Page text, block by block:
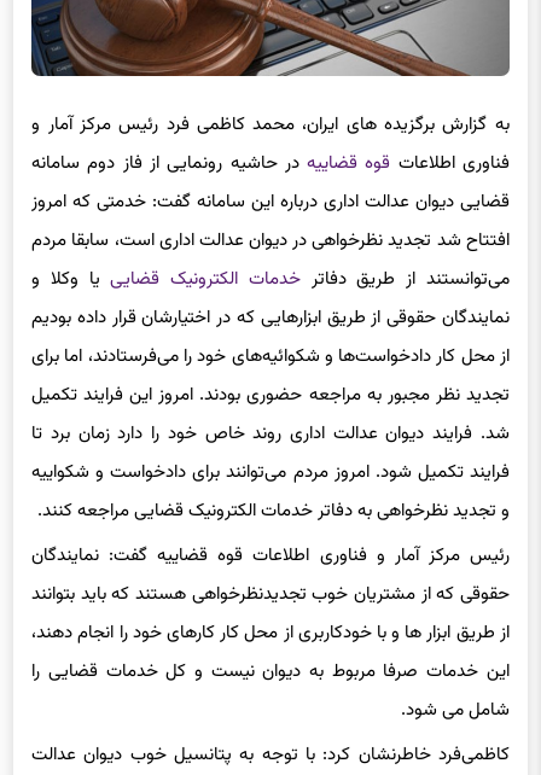
به گزارش برگزیده های ایران، محمد کاظمی فرد رئیس مرکز آمار و
فناوری اطلاعاتقوه قضاییهدر حاشیه رونمایی از فاز دوم سامانه‌
قضایی دیوان عدالت اداری درباره این سامانه گفت: خدمتی که امروز
افتتاح شد تجدید نظرخواهی در دیوان عدالت اداری است، سابقا مردم
می‌توانستند از طریق دفاترخدمات الکترونیک قضایی یا وکلا و
نمایندگان حقوقی از طریق ابزارهایی که در اختیارشان قرار داده بودیم
از محل کار دادخواست‌ها و شکوائیه‌های خود را می‌فرستادند، اما برای
تجدید نظر مجبور به مراجعه حضوری بودند. امروز این فرایند تکمیل
شد. فرایند دیوان عدالت اداری روند خاص خود را دارد زمان برد تا
فرایند تکمیل شود. امروز مردم می‌توانند برای دادخواست و شکواییه
و تجدید نظرخواهی به دفاتر خدمات الکترونیک قضایی مراجعه کنند.
رئیس مرکز آمار و فناوری اطلاعات قوه قضاییه گفت: نمایندگان
حقوقی که از مشتریان خوب تجدیدنظرخواهی هستند که باید بتوانند
از طریق ابزار ها و با خودکاربری از محل کار کارهای خود را انجام دهند،
این خدمات صرفا مربوط به دیوان نیست و کل خدمات قضایی را
شامل می شود.